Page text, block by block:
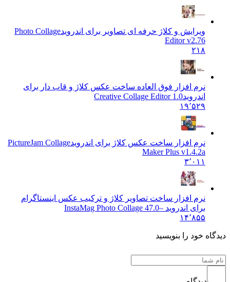
ویرایش و کلاژ حرفه ای تصاویر برای اندروید Photo Collage
Editor v2.76
نرم افزار فوق العاده ساخت عکس کلاژ و قاب دار برای
Creative Collage Editor 1.0
۱۹٬۵۲۹
نرم افزار ساخت عکس کلاژ برای اندروید PictureJam Collage
Maker Plus v1.4.2a
نرم افزار ساخت تصاویر کلاژ و ترکیب عکس اینستاگرام
برای اندروید –InstaMag Photo Collage 47.0
۱۴٬۸۵۵
خود را بنویسید